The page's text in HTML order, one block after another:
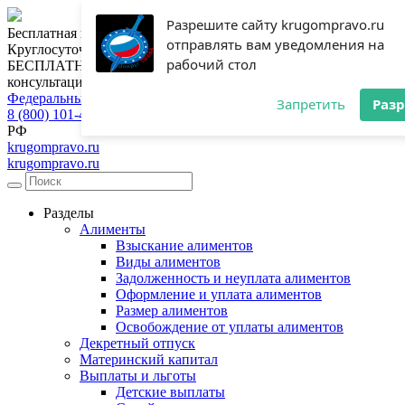
Разрешите сайту krugompravo.ru
отправлять вам уведомления на
рабочий стол
Запретить
Бесплатная консультация юриста
Круглосуточная горячая линия
БЕСПЛАТНАЯ
консультация
Федеральный номер
8 (800) 101-46-28
РФ
krugompravo.ru
krugompravo.ru
Разделы
Алименты
Взыскание алиментов
Виды алиментов
Задолженность и неуплата алиментов
Оформление и уплата алиментов
Размер алиментов
Освобождение от уплаты алиментов
Декретный отпуск
Материнский капитал
Выплаты и льготы
Детские выплаты